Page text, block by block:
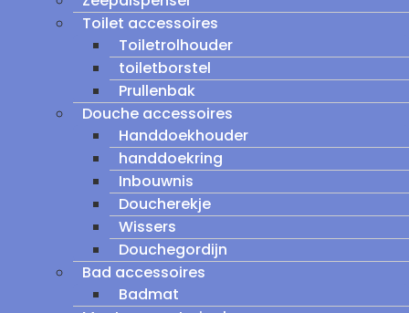
Toilet accessoires
Toiletrolhouder
toiletborstel
Prullenbak
Douche accessoires
Handdoekhouder
handdoekring
Inbouwnis
Doucherekje
Wissers
Douchegordijn
Bad accessoires
Badmat